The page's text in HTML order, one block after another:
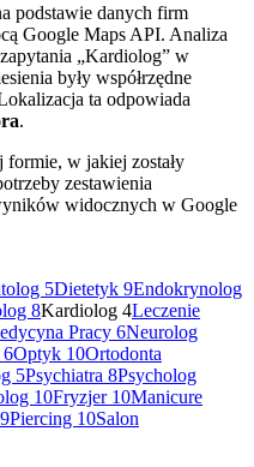
podstawie danych firm
Google Maps API. Analiza
„Kardiolog” w
były współrzędne
ta odpowiada
.
w jakiej zostały
zestawienia
widocznych w Google
5Dietetyk 9Endokrynolog
8Kardiolog 4Leczenie
Pracy 6Neurolog
6Optyk 10Ortodonta
5Psychiatra 8Psycholog
10Fryzjer 10Manicure
9Piercing 10Salon